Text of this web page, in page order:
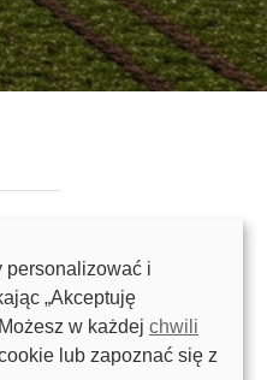
personalizować i
„Akceptuję
w każdej chwili
lub zapoznać się z